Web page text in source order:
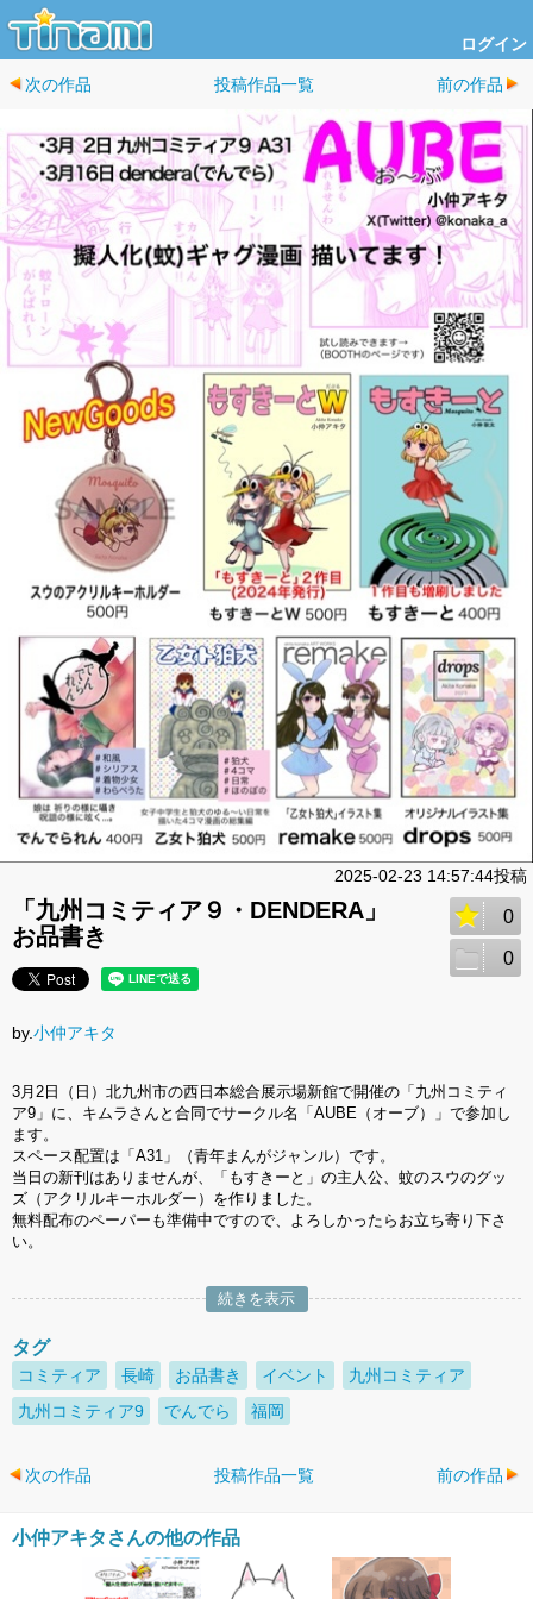
ログイン
次の作品 投稿作品一覧 前の作品
2025-02-23 14:57:44投稿
「九州コミティア９・DENDERA」
お品書き
0
0
by.小仲アキタ
3月2日（日）北九州市の西日本総合展示場新館で開催の「九州コミティ
ア9」に、キムラさんと合同でサークル名「AUBE（オーブ）」で参加し
ます。
スペース配置は「A31」（青年まんがジャンル）です。
当日の新刊はありませんが、「もすきーと」の主人公、蚊のスウのグッ
ズ（アクリルキーホルダー）を作りました。
無料配布のペーパーも準備中ですので、よろしかったらお立ち寄り下さ
い。
続きを表示
タグ
コミティア 長崎 お品書き イベント
九州コミティア
九州コミティア9
でんでら 福岡
次の作品 投稿作品一覧 前の作品
小仲アキタさんの他の作品